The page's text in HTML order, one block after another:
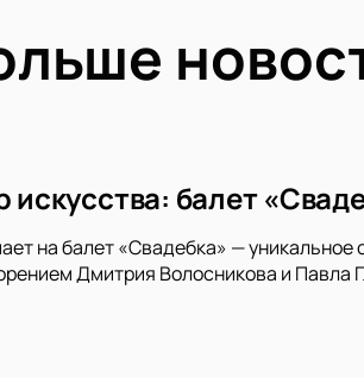
искусства: балет
на балет «Свадебка» — уникальное
Дмитрия Волосникова и Павла